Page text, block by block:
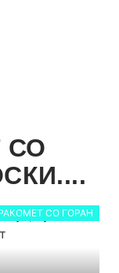
СО
СО ГОРАН